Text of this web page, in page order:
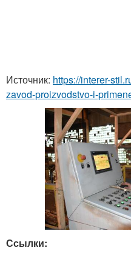
Источник: https://interer-
zavod-proizvodstvo-i-
Ссылки: